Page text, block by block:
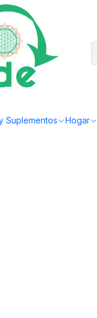
Suplementos Hogar
Santiago
25 bolsas Clipper